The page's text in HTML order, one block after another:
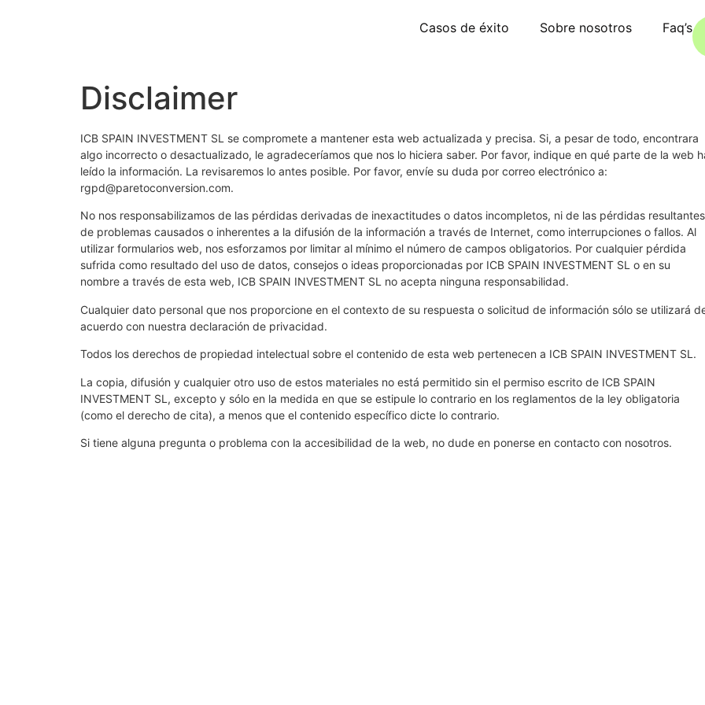
Casos de éxito Sobre nosotros Faq’s
Disclaimer
ICB SPAIN INVESTMENT SL se compromete a mantener esta web actualizada y precisa. Si, a pesar de todo, encontrara
algo incorrecto o desactualizado, le agradeceríamos que nos lo hiciera saber. Por favor, indique en qué parte de la web
leído la información. La revisaremos lo antes posible. Por favor, envíe su duda por correo electrónico a:
rgpd@paretoconversion.com.
No nos responsabilizamos de las pérdidas derivadas de inexactitudes o datos incompletos, ni de las pérdidas resultantes
de problemas causados o inherentes a la difusión de la información a través de Internet, como interrupciones o fallos. Al
utilizar formularios web, nos esforzamos por limitar al mínimo el número de campos obligatorios. Por cualquier pérdida
sufrida como resultado del uso de datos, consejos o ideas proporcionadas por ICB SPAIN INVESTMENT SL o en su
nombre a través de esta web, ICB SPAIN INVESTMENT SL no acepta ninguna responsabilidad.
Cualquier dato personal que nos proporcione en el contexto de su respuesta o solicitud de información sólo se utilizará
acuerdo con nuestra declaración de privacidad.
Todos los derechos de propiedad intelectual sobre el contenido de esta web pertenecen a ICB SPAIN INVESTMENT SL.
La copia, difusión y cualquier otro uso de estos materiales no está permitido sin el permiso escrito de ICB SPAIN
INVESTMENT SL, excepto y sólo en la medida en que se estipule lo contrario en los reglamentos de la ley obligatoria
(como el derecho de cita), a menos que el contenido específico dicte lo contrario.
Si tiene alguna pregunta o problema con la accesibilidad de la web, no dude en ponerse en contacto con nosotros.